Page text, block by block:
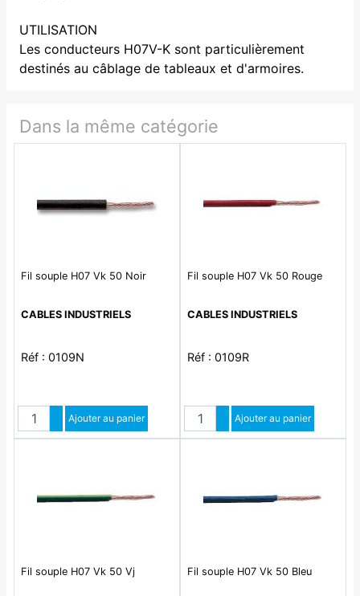
UTILISATION
Les conducteurs H07V-K sont particulièrement
destinés au câblage de tableaux et d'armoires.
Dans la même catégorie
Fil souple H07 Vk 50 Noir
CABLES INDUSTRIELS
Réf : 0109N
QuantitéAugmenter quantité
Diminuer quantité
Ajouter au panier
Fil souple H07 Vk 50 Rouge
CABLES INDUSTRIELS
Réf : 0109R
QuantitéAugmenter quantité
Diminuer quantité
Ajouter au panier
Fil souple H07 Vk 50 Vj Fil souple H07 Vk 50 Bleu